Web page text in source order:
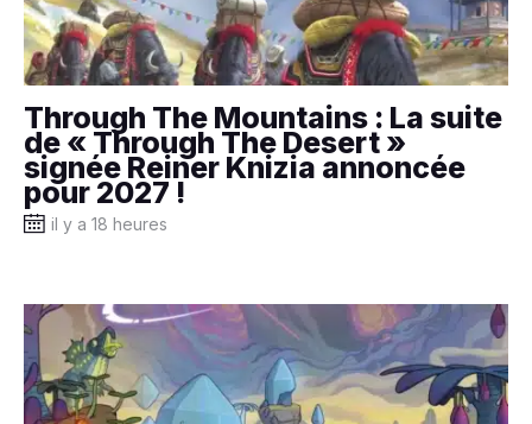
Through The Mountains : La suite
de « Through The Desert »
signée Reiner Knizia annoncée
pour 2027 !
il y a 18 heures